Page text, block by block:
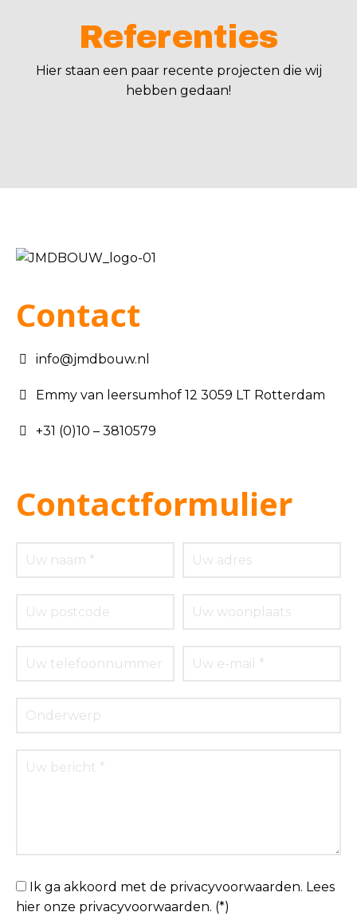
Referenties
Hier staan een paar recente projecten die wij
hebben gedaan!
Contact
info@jmdbouw.nl
Emmy van leersumhof 12 3059 LT Rotterdam
+31 (0)10 – 3810579
Contactformulier
Ik ga akkoord met de privacyvoorwaarden. Lees
hier onze privacyvoorwaarden. (*)